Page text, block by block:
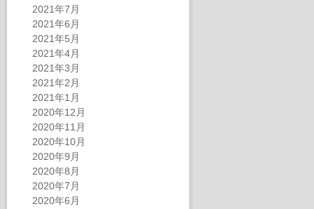
2021年7月
2021年6月
2021年5月
2021年4月
2021年3月
2021年2月
2021年1月
2020年12月
2020年11月
2020年10月
2020年9月
2020年8月
2020年7月
2020年6月